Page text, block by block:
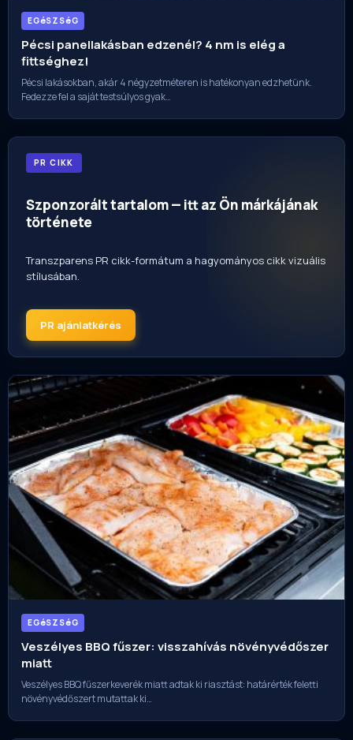
EGéSZSéG
Pécsi panellakásban edzenél? 4 nm is elég a
fittséghez!
Pécsi lakásokban, akár 4 négyzetméteren is hatékonyan edzhetünk.
Fedezze fel a saját testsúlyos gyak…
PR CIKK
Szponzorált tartalom — itt az Ön márkájának
története
Transzparens PR cikk-formátum a hagyományos cikk vizuális
stílusában.
PR ajánlatkérés
EGéSZSéG
Veszélyes BBQ fűszer: visszahívás növényvédőszer
miatt
Veszélyes BBQ fűszerkeverék miatt adtak ki riasztást: határérték feletti
növényvédőszert mutattak ki…